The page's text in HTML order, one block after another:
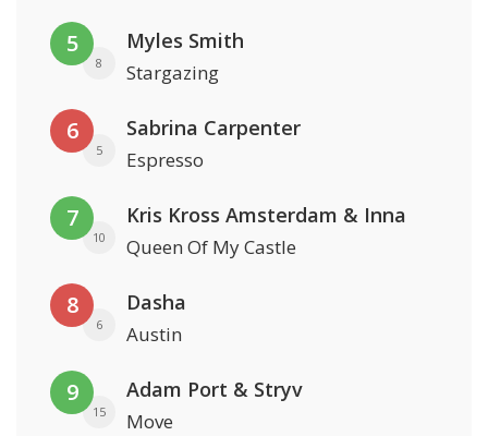
5
8
Myles Smith
Stargazing
6
5
Sabrina Carpenter
Espresso
7
10
Kris Kross Amsterdam & Inna
Queen Of My Castle
8
6
Dasha
Austin
9
15
Adam Port & Stryv
Move